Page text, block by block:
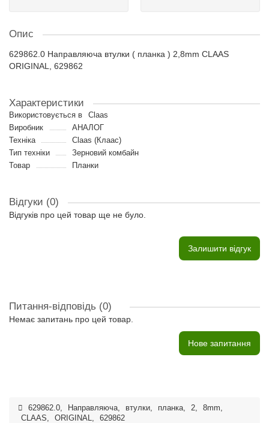
Опис
629862.0 Направляюча втулки ( планка ) 2,8mm CLAAS
ORIGINAL, 629862
Характеристики
Використовується в
Claas
Виробник
АНАЛОГ
Техніка
Claas (Клаас)
Тип техніки
Зерновий комбайн
Товар
Планки
Відгуки (0)
Відгуків про цей товар ще не було.
Залишити відгук
Питання-відповідь (0)
Немає запитань про цей товар.
Нове запитання
629862.0, Направляюча, втулки, планка, 2, 8mm,
CLAAS, ORIGINAL, 629862